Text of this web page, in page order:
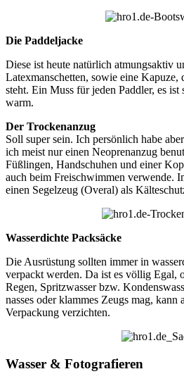
Die Paddeljacke
Diese ist heute natürlich atmungsaktiv
Latexmanschetten, sowie eine Kapuze,
steht. Ein Muss für jeden Paddler, es
warm.
Der Trockenanzug
Soll super sein. Ich persönlich habe
ich meist nur einen Neoprenanzug
Füßlingen, Handschuhen und einer
auch beim Freischwimmen verwende.
einen Segelzeug (Overal) als
Wasserdichte Packsäcke
Die Ausrüstung sollten immer in
verpackt werden. Da ist es völlig Egal,
Regen, Spritzwasser bzw.
nasses oder klammes Zeugs mag, kann
Verpackung verzichten.
Wasser & Fotografieren